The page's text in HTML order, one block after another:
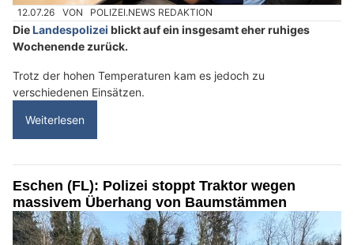
12.07.26 VON POLIZEI.NEWS REDAKTION
DieLandespolizei blickt auf ein insgesamt eher ruhiges
Wochenende zurück.
Trotz der hohen Temperaturen kam es jedoch zu
verschiedenen Einsätzen.
Weiterlesen
Eschen (FL): Polizei stoppt Traktor wegen
massivem Überhang von Baumstämmen